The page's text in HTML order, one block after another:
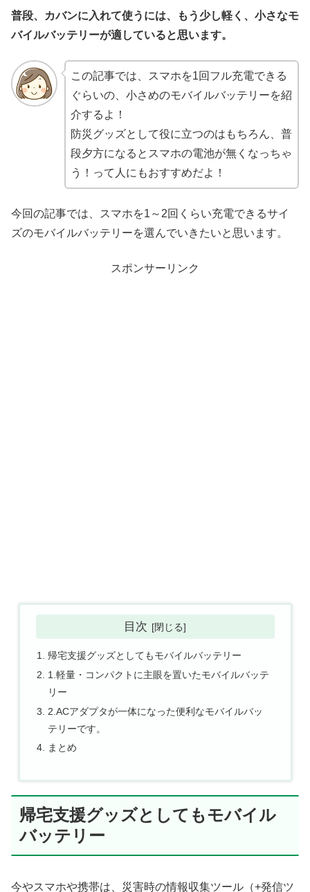
普段、カバンに入れて使うには、もう少し軽く、小さなモ
バイルバッテリーが適していると思います。
この記事では、スマホを1回フル充電できる
ぐらいの、小さめのモバイルバッテリーを紹
介するよ！
防災グッズとして役に立つのはもちろん、普
段夕方になるとスマホの電池が無くなっちゃ
う！って人にもおすすめだよ！
今回の記事では、スマホを1～2回くらい充電できるサイ
ズのモバイルバッテリーを選んでいきたいと思います。
スポンサーリンク
目次
帰宅支援グッズとしてもモバイルバッテリー
1.軽量・コンパクトに主眼を置いたモバイルバッテ
リー
2.ACアダプタが一体になった便利なモバイルバッ
テリーです。
まとめ
帰宅支援グッズとしてもモバイル
バッテリー
今やスマホや携帯は、災害時の情報収集ツール（+発信ツ